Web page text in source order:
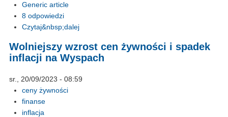
Generic article
8 odpowiedzi
Czytaj&nbsp;dalej
Wolniejszy wzrost cen żywności i spadek
inflacji na Wyspach
sr., 20/09/2023 - 08:59
ceny żywności
finanse
inflacja